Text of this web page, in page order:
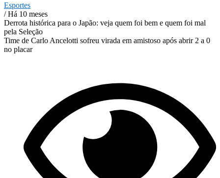
Esportes
/ Há 10 meses
Derrota histórica para o Japão: veja quem foi bem e quem foi mal
pela Seleção
Time de Carlo Ancelotti sofreu virada em amistoso após abrir 2 a 0
no placar